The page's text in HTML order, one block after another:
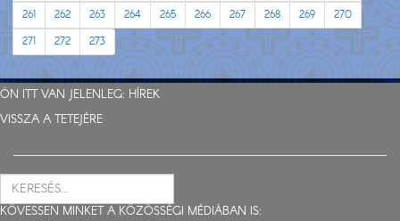
261
262 263 264 265 266 267 268 269
270
271
272 273
ÖN ITT VAN JELENLEG: HÍREK
VISSZA A TETEJÉRE
KÖVESSEN MINKET A KÖZÖSSÉGI MÉDIÁBAN IS: